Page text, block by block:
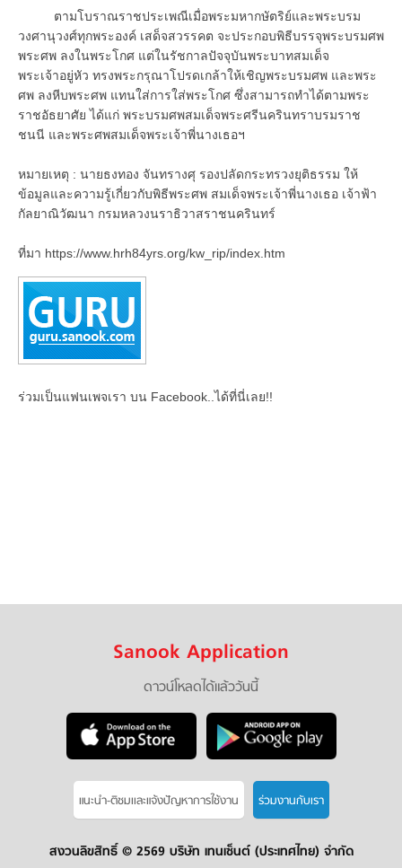
ตามโบราณราชประเพณีเมื่อพระมหากษัตริย์และพระบรม
วงศานุวงศ์ทุกพระองค์ เสด็จสวรรคต จะประกอบพิธีบรรจุพระบรมศพ
พระศพ ลงในพระโกศ แต่ในรัชกาลปัจจุบันพระบาทสมเด็จ
พระเจ้าอยู่หัว ทรงพระกรุณาโปรดเกล้าให้เชิญพระบรมศพ และพระ
ศพ ลงหีบพระศพ แทนใส่การใส่พระโกศ ซึ่งสามารถทำได้ตามพระ
ราชอัธยาศัย ได้แก่ พระบรมศพสมเด็จพระศรีนครินทราบรมราช
ชนนี และพระศพสมเด็จพระเจ้าพี่นางเธอฯ
หมายเหตุ : นายธงทอง จันทรางศุ รองปลัดกระทรวงยุติธรรม ให้
ข้อมูลและความรู้เกี่ยวกับพิธีพระศพ สมเด็จพระเจ้าพี่นางเธอ เจ้าฟ้า
กัลยาณิวัฒนา กรมหลวงนราธิวาสราชนครินทร์
ที่มา https://www.hrh84yrs.org/kw_rip/index.htm
ร่วมเป็นแฟนเพจเรา บน Facebook..ได้ที่นี่เลย!!
Sanook Application
ดาวน์โหลดได้แล้ววันนี้
แนะนำ-ติชมเเละแจ้งปัญหาการใช้งาน ร่วมงานกับเรา
สงวนลิขสิทธิ์ © 2569 บริษัท เทนเซ็นต์ (ประเทศไทย) จำกัด